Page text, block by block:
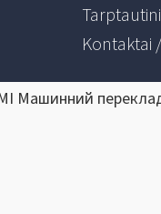
Kontaktai
Машинний